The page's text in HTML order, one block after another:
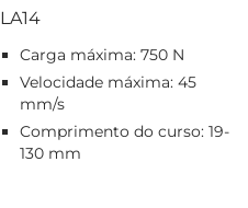
LA14
Carga máxima: 750 N
Velocidade máxima: 45
mm/s
Comprimento do curso: 19-
130 mm